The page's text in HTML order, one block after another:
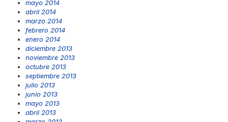
mayo 2014
abril 2014
marzo 2014
febrero 2014
enero 2014
diciembre 2013
noviembre 2013
octubre 2013
septiembre 2013
julio 2013
junio 2013
mayo 2013
abril 2013